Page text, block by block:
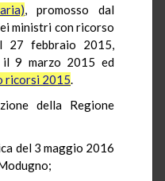
, promosso dal
ministri con ricorso
27 febbraio 2015,
il 9 marzo 2015 ed
ricorsi 2015.
della Regione
del 3 maggio 2016